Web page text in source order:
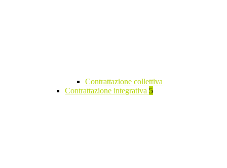
Contrattazione collettiva
Contrattazione integrativa 5